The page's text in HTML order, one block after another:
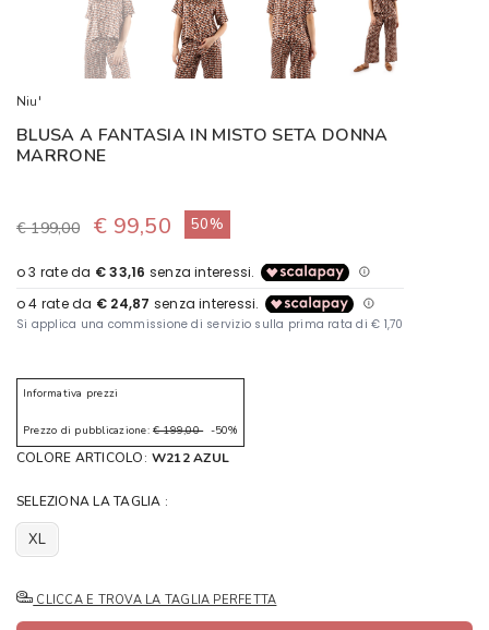
Niu'
BLUSA A FANTASIA IN MISTO SETA DONNA
MARRONE
€ 199,00 € 99,50 50%
Informativa prezzi
Prezzo di pubblicazione: € 199,00-50%
COLORE ARTICOLO: W212 AZUL
SELEZIONA LA TAGLIA :
XL
CLICCA E TROVA LA TAGLIA PERFETTA